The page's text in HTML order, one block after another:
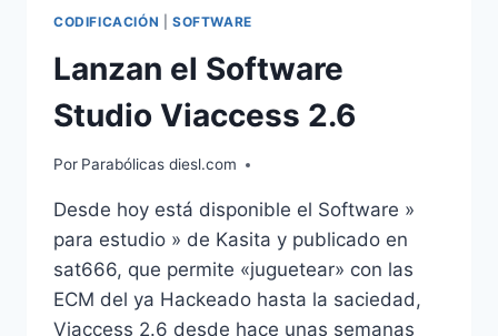
CODIFICACIÓN SOFTWARE
Lanzan el Software
Studio Viaccess 2.6
Por Parabólicas diesl.com
Desde hoy está disponible el Software »
para estudio » de Kasita y publicado en
sat666, que permite «juguetear» con las
ECM del ya Hackeado hasta la saciedad,
Viaccess 2.6 desde hace unas semanas